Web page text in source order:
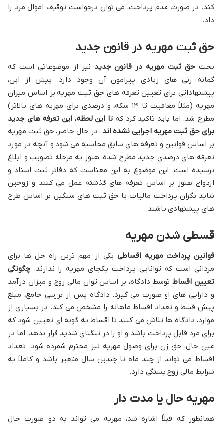
کند. در صورت عدم پرداخت، می توان درخواست توقیف اموال مرد را
داد.
حق ثبت مهریه در قانون جدید
بحثحق ثبت مهریه در قانون جدید نیز از موضوعاتی است که
گمانه زنی های زیادی پیرامون آن وجود دارد. پیش از این،
پیشنهاداتی برای تعیین تعرفه های حق ثبت مهریه بر اساس میزان
مهریه (مثلاً معافیت تا ۱۴ سکه، و درصدی برای مهریه های بالاتر)
مطرح شد. اما باید تاکید کرد که تا این لحظه، این تعرفه های جدید
برای حق ثبت مهریه اجرایی نشده اند. در حال حاضر، حق ثبت مهریه
بر اساس قوانین و تعرفه های سابق محاسبه می شود و آنچه در مورد
تعرفه های درصدی جدید مطرح شده، هنوز به مرحله تصویب و ابلاغ
نرسیده است. این موضوع به این معناست که دفاتر ثبت اسناد و
ازدواج هنوز بر اساس تعرفه های گذشته عمل می کنند و زوجین
نباید نگران پرداخت مالیات یا حق ثبت های سنگین بر اساس طرح
های پیشنهادی باشند.
قسطی شدن مهریه
قوانین پرداخت مهریه اقساطی یکی از مهم ترین راه حل ها برای
مردانی است که توانایی پرداخت یکجای مهریه را ندارند. چگونگی
تعیین اقساطتوسط دادگاه، بر اساس توان مالی زوج و میزان درآمد
و دارایی های او صورت می گیرد. دادگاه پس از بررسی جامع، مبلغ
پیش قسط و تعداد اقساط ماهانه را مشخص می کند. در بسیاری از
موارد، دادگاه ها تلاش می کنند تا اقساط به گونه ای تعیین شود که
برای مرد قابل پرداخت باشد و او را در تنگنای شدید قرار ندهد، اما در
عین حال، حق زن برای وصول مهریه نیز محترم شمرده شود. تعداد
اقساط می تواند از چند ماه تا چندین سال متغیر باشد و کاملاً به
شرایط مالی زوج بستگی دارد.
مهریه حال یا مدت دار
همانطور که قبلاً اشاره شد، مهریه می تواند به دو صورت حال